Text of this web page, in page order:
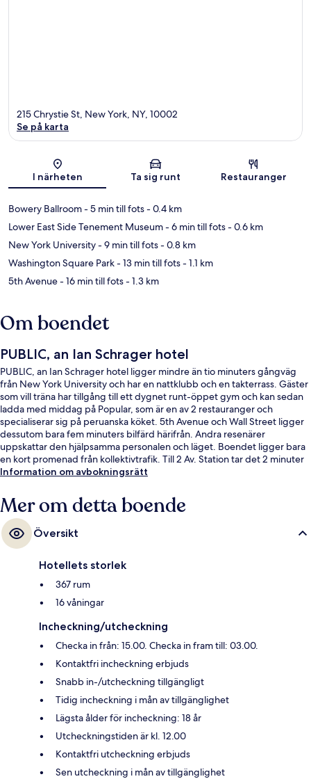
Karta
215 Chrystie St, New York, NY, 10002
Se på karta
I närheten Ta sig runt Restauranger
Bowery Ballroom- 5 min till fots- 0.4 km
Lower East Side Tenement Museum- 6 min till fots- 0.6 km
New York University- 9 min till fots- 0.8 km
Washington Square Park- 13 min till fots- 1.1 km
5th Avenue- 16 min till fots- 1.3 km
Om boendet
PUBLIC, an Ian Schrager hotel
PUBLIC, an Ian Schrager hotel ligger mindre än tio minuters gångväg
från New York University och har en nattklubb och en takterrass. Gäster
som vill träna har tillgång till ett dygnet runt-öppet gym och kan sedan
ladda med middag på Popular, som är en av 2 restauranger och
specialiserar sig på peruanska köket. 5th Avenue och Wall Street ligger
dessutom bara fem minuters bilfärd härifrån. Andra resenärer
uppskattar den hjälpsamma personalen och läget. Boendet ligger bara
en kort promenad från kollektivtrafik. Till 2 Av. Station tar det 2 minuter
att gå och till Bowery St. Station är det 5 minuter.
Information om avbokningsrätt
Mer om detta boende
Översikt
Hotellets storlek
367 rum
16 våningar
Incheckning/utcheckning
Checka in från: 15.00. Checka in fram till: 03.00.
Kontaktfri incheckning erbjuds
Snabb in-/utcheckning tillgängligt
Tidig incheckning i mån av tillgänglighet
Lägsta ålder för incheckning: 18 år
Utcheckningstiden är kl. 12.00
Kontaktfri utcheckning erbjuds
Sen utcheckning i mån av tillgänglighet